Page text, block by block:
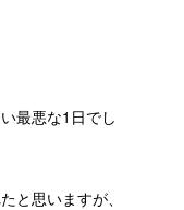
最悪な1日でし
と思いますが、